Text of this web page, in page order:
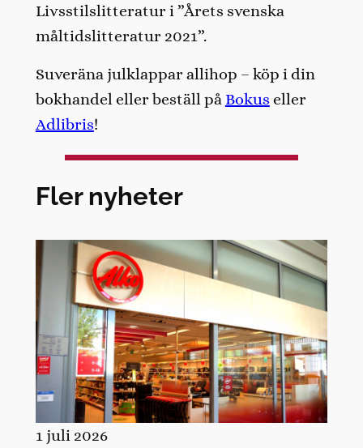
Livsstilslitteratur i ”Årets svenska
måltidslitteratur 2021”.
Suveräna julklappar allihop – köp i din
bokhandel eller beställ på Bokus eller
Adlibris!
Fler nyheter
1 juli 2026